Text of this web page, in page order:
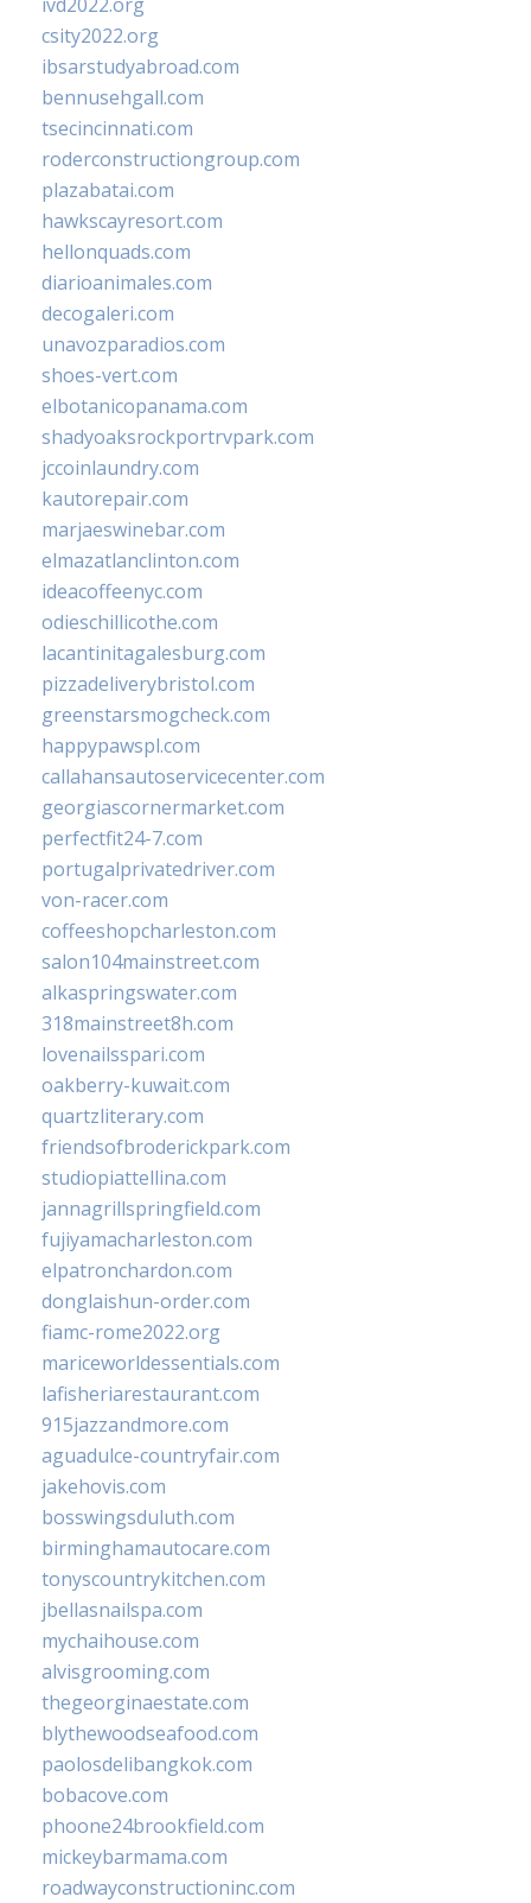
csity2022.org
ibsarstudyabroad.com
bennusehgall.com
tsecincinnati.com
roderconstructiongroup.com
plazabatai.com
hawkscayresort.com
hellonquads.com
diarioanimales.com
decogaleri.com
unavozparadios.com
shoes-vert.com
elbotanicopanama.com
shadyoaksrockportrvpark.com
jccoinlaundry.com
kautorepair.com
marjaeswinebar.com
elmazatlanclinton.com
ideacoffeenyc.com
odieschillicothe.com
lacantinitagalesburg.com
pizzadeliverybristol.com
greenstarsmogcheck.com
happypawspl.com
callahansautoservicecenter.com
georgiascornermarket.com
perfectfit24-7.com
portugalprivatedriver.com
von-racer.com
coffeeshopcharleston.com
salon104mainstreet.com
alkaspringswater.com
318mainstreet8h.com
lovenailsspari.com
oakberry-kuwait.com
quartzliterary.com
friendsofbroderickpark.com
studiopiattellina.com
jannagrillspringfield.com
fujiyamacharleston.com
elpatronchardon.com
donglaishun-order.com
fiamc-rome2022.org
mariceworldessentials.com
lafisheriarestaurant.com
915jazzandmore.com
aguadulce-countryfair.com
jakehovis.com
bosswingsduluth.com
birminghamautocare.com
tonyscountrykitchen.com
jbellasnailspa.com
mychaihouse.com
alvisgrooming.com
thegeorginaestate.com
blythewoodseafood.com
paolosdelibangkok.com
bobacove.com
phoone24brookfield.com
mickeybarmama.com
roadwayconstructioninc.com